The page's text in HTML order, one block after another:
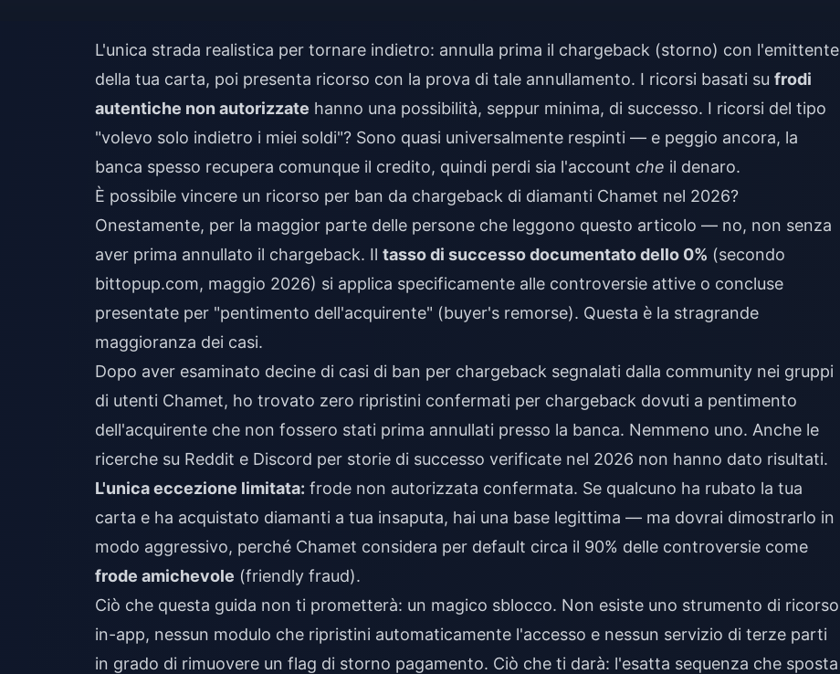
L'unica strada realistica per tornare indietro: annulla prima il chargeback (storno) con l'emittente
della tua carta, poi presenta ricorso con la prova di tale annullamento. I ricorsi basati su frodi
autentiche non autorizzate hanno una possibilità, seppur minima, di successo. I ricorsi del tipo
"volevo solo indietro i miei soldi"? Sono quasi universalmente respinti — e peggio ancora, la
banca spesso recupera comunque il credito, quindi perdi sia l'account che il denaro.
È possibile vincere un ricorso per ban da chargeback di diamanti Chamet nel 2026?
Onestamente, per la maggior parte delle persone che leggono questo articolo — no, non senza
aver prima annullato il chargeback. Il tasso di successo documentato dello 0% (secondo
bittopup.com, maggio 2026) si applica specificamente alle controversie attive o concluse
presentate per "pentimento dell'acquirente" (buyer's remorse). Questa è la stragrande
maggioranza dei casi.
Dopo aver esaminato decine di casi di ban per chargeback segnalati dalla community nei gruppi
di utenti Chamet, ho trovato zero ripristini confermati per chargeback dovuti a pentimento
dell'acquirente che non fossero stati prima annullati presso la banca. Nemmeno uno. Anche le
ricerche su Reddit e Discord per storie di successo verificate nel 2026 non hanno dato risultati.
L'unica eccezione limitata: frode non autorizzata confermata. Se qualcuno ha rubato la tua
carta e ha acquistato diamanti a tua insaputa, hai una base legittima — ma dovrai dimostrarlo in
modo aggressivo, perché Chamet considera per default circa il 90% delle controversie come
frode amichevole (friendly fraud).
Ciò che questa guida non ti prometterà: un magico sblocco. Non esiste uno strumento di ricorso
in-app, nessun modulo che ripristini automaticamente l'accesso e nessun servizio di terze parti
in grado di rimuovere un flag di storno pagamento. Ciò che ti darà: l'esatta sequenza che sposta